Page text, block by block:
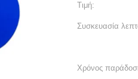
Τιμή:
Συσκευασία
Χρόνος